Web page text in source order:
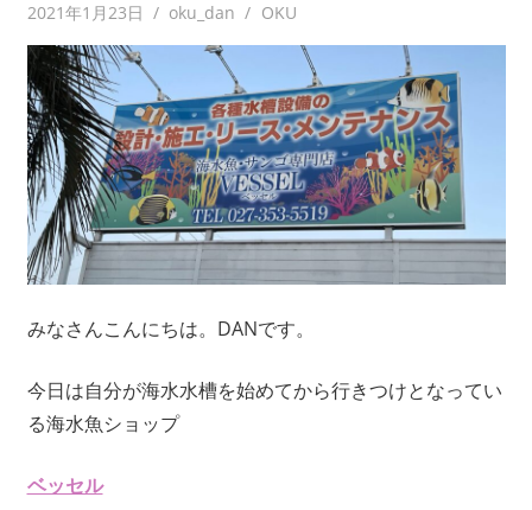
2021年1月23日 oku_dan OKU
みなさんこんにちは。DANです。
今日は自分が海水水槽を始めてから行きつけとなってい
る海水魚ショップ
ベッセル